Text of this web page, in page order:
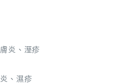
炎、溼疹
、濕疹